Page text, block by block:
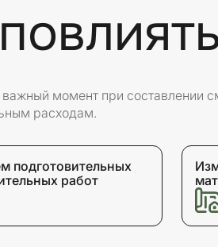
важный момент при составлении
расходам.
подготовительных
работ